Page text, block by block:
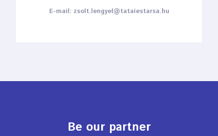
E-mail: zsolt.lengyel@tataiestarsa.hu
Be our partner